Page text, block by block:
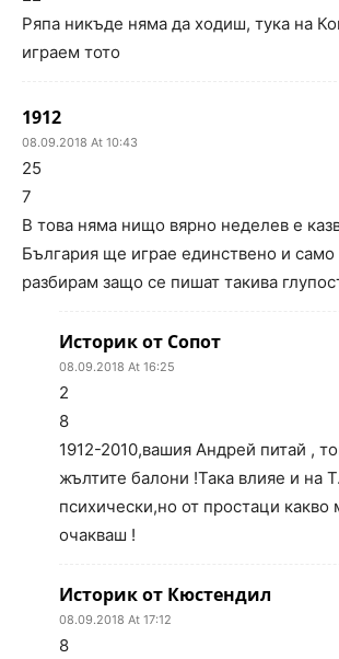
Ряпа никъде няма да ходиш, тука на
играем тото
1912
08.09.2018 At 10:43
25
7
В това няма нищо вярно неделев е
България ще играе единствено и само
разбирам защо се пишат такива
Историк от Сопот
08.09.2018 At 16:25
2
8
1912-2010,вашия Андрей питай ,
жълтите балони !Така влияе и на
психически,но от простаци
очакваш !
Историк от Кюстендил
08.09.2018 At 17:12
8